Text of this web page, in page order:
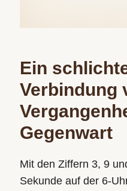
Ein
Verbindung
Gegenwart
Mit den Ziffern 3, 9
Sekunde auf der